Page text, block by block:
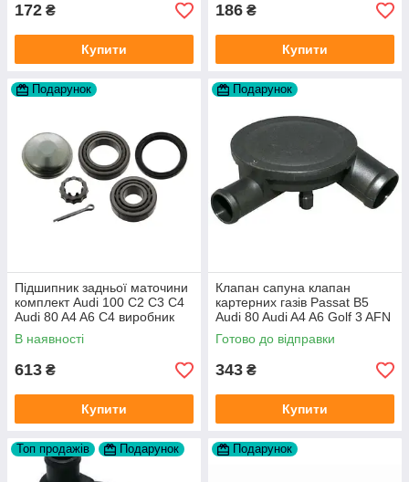
172 ₴
Купити
186 ₴
Купити
Подарунок
Підшипник задньої маточини
комплект Audi 100 C2 C3 C4
Audi 80 A4 A6 C4 виробник
FAG
В наявності
613 ₴
Купити
Подарунок
Клапан сапуна клапан
картерних газів Passat B5
Audi 80 Audi A4 A6 Golf 3 AFN
1Y AAZ 1Z AFF AEY AAZ AHB
AHU
Готово до відправки
343 ₴
Купити
Топ продажів Подарунок Подарунок